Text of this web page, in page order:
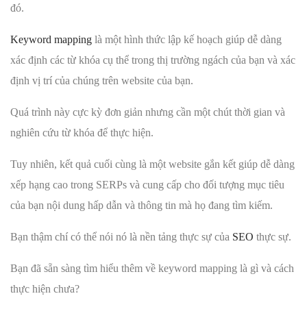
đó.
Keyword mapping là một hình thức lập kế hoạch giúp dễ dàng
xác định các từ khóa cụ thể trong thị trường ngách của bạn và xác
định vị trí của chúng trên website của bạn.
Quá trình này cực kỳ đơn giản nhưng cần một chút thời gian và
nghiên cứu từ khóa để thực hiện.
Tuy nhiên, kết quả cuối cùng là một website gắn kết giúp dễ dàng
xếp hạng cao trong SERPs và cung cấp cho đối tượng mục tiêu
của bạn nội dung hấp dẫn và thông tin mà họ đang tìm kiếm.
Bạn thậm chí có thể nói nó là nền tảng thực sự của SEO thực sự.
Bạn đã sẵn sàng tìm hiểu thêm về keyword mapping là gì và cách
thực hiện chưa?